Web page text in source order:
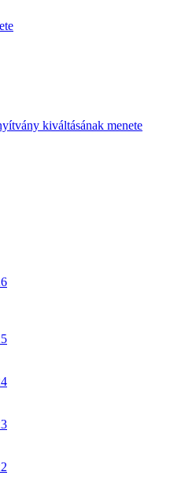
kiváltásának menete